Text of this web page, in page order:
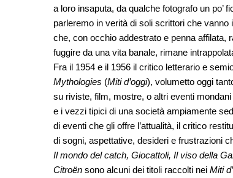
a loro insaputa, da qualche fotografo un po’
parleremo in verità di soli scrittori che
che, con occhio addestrato e penna affilata,
fuggire da una vita banale, rimane
Fra il 1954 e il 1956 il critico letterario e
Mythologies (Miti d’oggi), volumetto oggi
su riviste, film, mostre, o altri eventi
e i vezzi tipici di una società ampiamente
di eventi che gli offre l’attualità, il critico
di sogni, aspettative, desideri e frustrazioni
Il mondo del catch, Giocattoli, Il viso della
Citroën sono alcuni dei titoli raccolti nei Miti